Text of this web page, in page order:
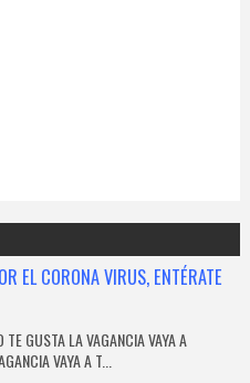
EL CORONA VIRUS, ENTÉRATE
GUSTA LA VAGANCIA VAYA A
VAYA A T...